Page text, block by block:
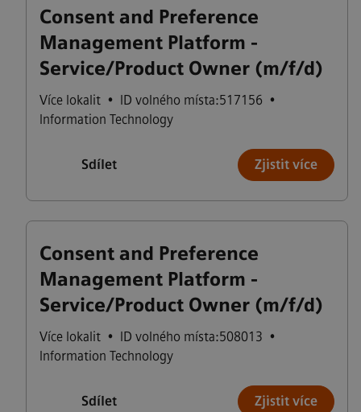
Consent and Preference
Management Platform -
Service/Product Owner (m/f/d)
Více lokalit • ID volného místa:517156 •
Information Technology
Sdílet Zjistit více
Consent and Preference
Management Platform -
Service/Product Owner (m/f/d)
Více lokalit • ID volného místa:508013 •
Information Technology
Sdílet Zjistit více